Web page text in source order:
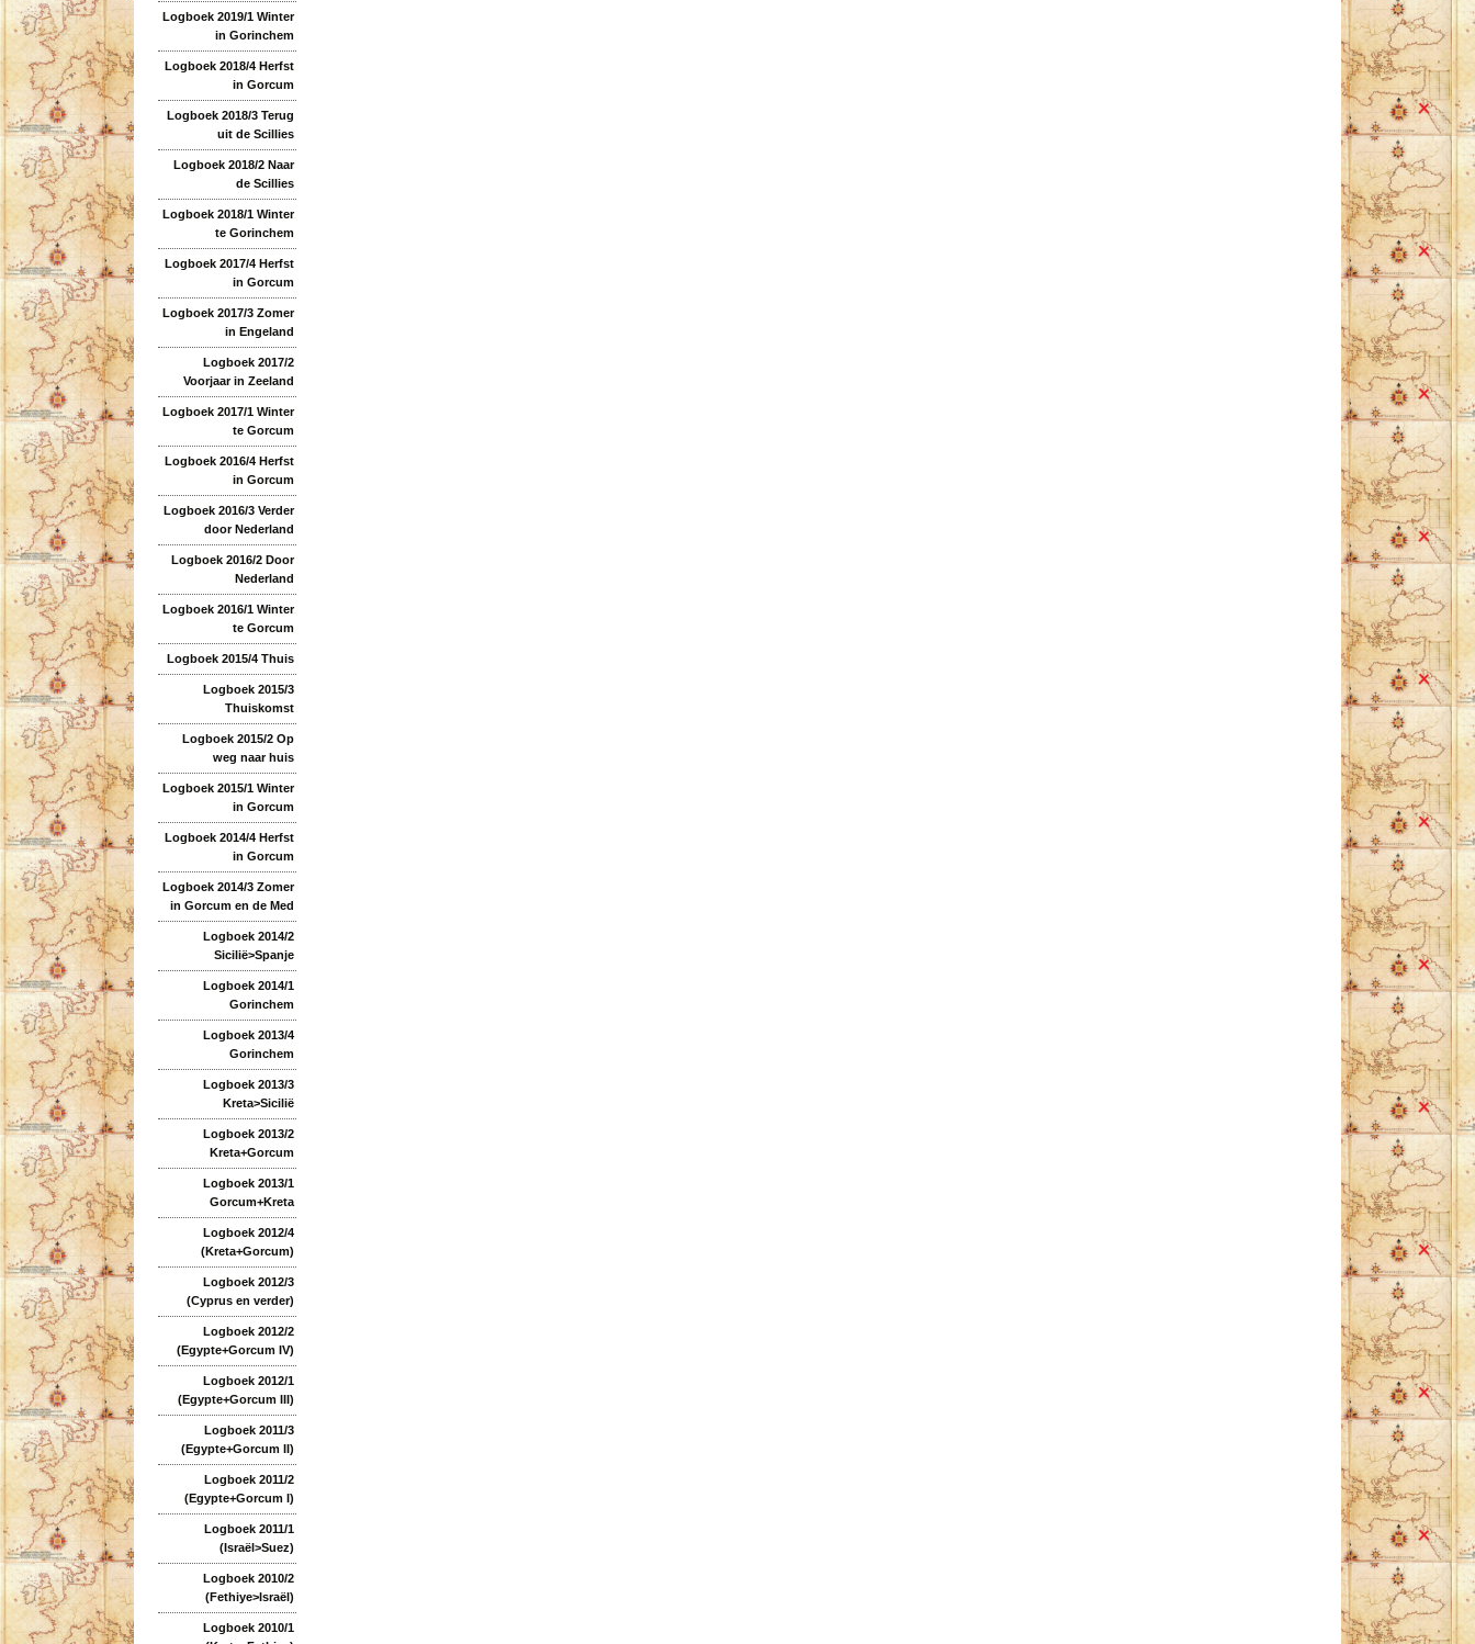
Logboek 2019/1 Winter
in Gorinchem
Logboek 2018/4 Herfst
in Gorcum
Logboek 2018/3 Terug
uit de Scillies
Logboek 2018/2 Naar
de Scillies
Logboek 2018/1 Winter
te Gorinchem
Logboek 2017/4 Herfst
in Gorcum
Logboek 2017/3 Zomer
in Engeland
Logboek 2017/2
Voorjaar in Zeeland
Logboek 2017/1 Winter
te Gorcum
Logboek 2016/4 Herfst
in Gorcum
Logboek 2016/3 Verder
door Nederland
Logboek 2016/2 Door
Nederland
Logboek 2016/1 Winter
te Gorcum
Logboek 2015/4 Thuis
Logboek 2015/3
Thuiskomst
Logboek 2015/2 Op
weg naar huis
Logboek 2015/1 Winter
in Gorcum
Logboek 2014/4 Herfst
in Gorcum
Logboek 2014/3 Zomer
in Gorcum en de Med
Logboek 2014/2
Sicilië>Spanje
Logboek 2014/1
Gorinchem
Logboek 2013/4
Gorinchem
Logboek 2013/3
Kreta>Sicilië
Logboek 2013/2
Kreta+Gorcum
Logboek 2013/1
Gorcum+Kreta
Logboek 2012/4
(Kreta+Gorcum)
Logboek 2012/3
(Cyprus en verder)
Logboek 2012/2
(Egypte+Gorcum IV)
Logboek 2012/1
(Egypte+Gorcum III)
Logboek 2011/3
(Egypte+Gorcum II)
Logboek 2011/2
(Egypte+Gorcum I)
Logboek 2011/1
(Israël>Suez)
Logboek 2010/2
(Fethiye>Israël)
Logboek 2010/1